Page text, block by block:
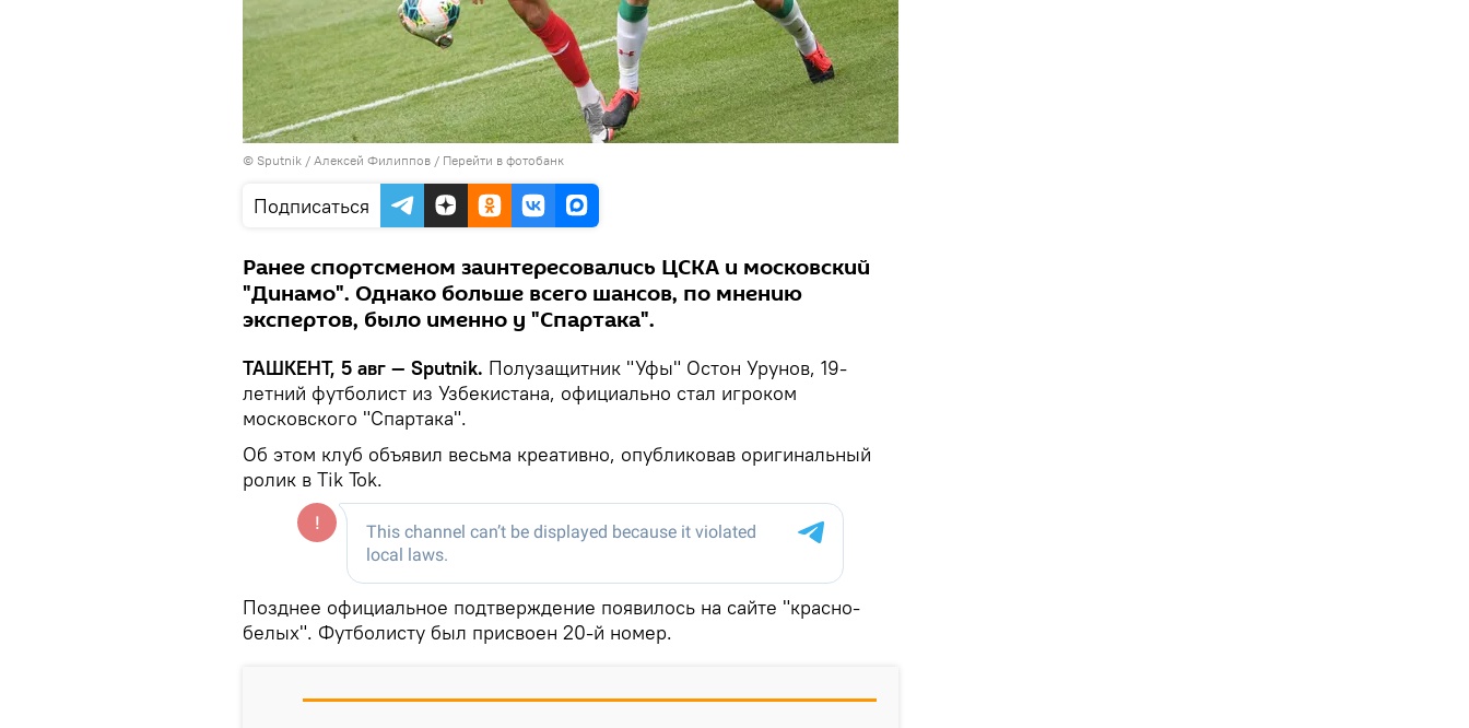
© Sputnik / Алексей Филиппов / Перейти в фотобанк
Подписаться
Ранее спортсменом заинтересовались ЦСКА и московский
"Динамо". Однако больше всего шансов, по мнению
экспертов, было именно у "Спартака".
ТАШКЕНТ, 5 авг — Sputnik. Полузащитник "Уфы" Остон Урунов, 19-
летний футболист из Узбекистана, официально стал игроком
московского "Спартака".
Об этом клуб объявил весьма креативно, опубликовав оригинальный
ролик в Tik Tok.
Позднее официальное подтверждение появилось на сайте "красно-
белых". Футболисту был присвоен 20-й номер.